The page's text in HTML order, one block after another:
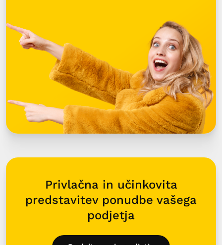
Privlačna in učinkovita
predstavitev ponudbe vašega
podjetja